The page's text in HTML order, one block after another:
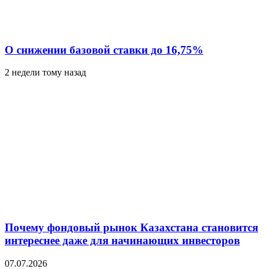
О снижении базовой ставки до 16,75%
2 недели тому назад
Почему фондовый рынок Казахстана становится
интереснее даже для начинающих инвесторов
07.07.2026